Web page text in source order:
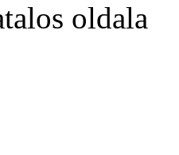
oldala